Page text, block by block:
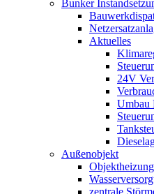
Bunker
Aktuelles
24V
Umbau
Außenobjekt
Objektheizung
zentrale